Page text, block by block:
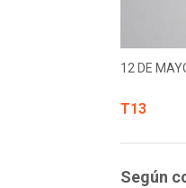
12 DE
T13
Según